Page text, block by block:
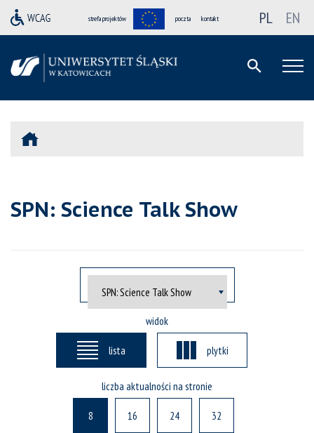
strefa projektów poczta kontakt PL EN
SPN: Science Talk Show
widok
lista plytki
liczba aktualności na stronie
8 16 24 32